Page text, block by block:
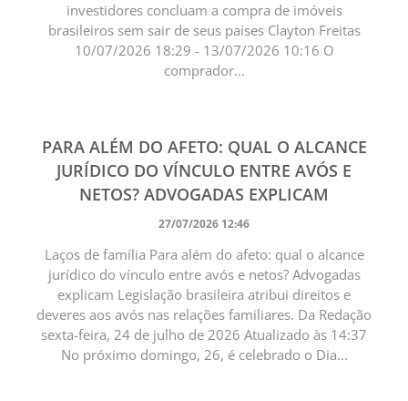
investidores concluam a compra de imóveis
brasileiros sem sair de seus países Clayton Freitas
10/07/2026 18:29 - 13/07/2026 10:16 O
comprador...
PARA ALÉM DO AFETO: QUAL O ALCANCE
JURÍDICO DO VÍNCULO ENTRE AVÓS E
NETOS? ADVOGADAS EXPLICAM
27/07/2026 12:46
Laços de família Para além do afeto: qual o alcance
jurídico do vínculo entre avós e netos? Advogadas
explicam Legislação brasileira atribui direitos e
deveres aos avós nas relações familiares. Da Redação
sexta-feira, 24 de julho de 2026 Atualizado às 14:37
No próximo domingo, 26, é celebrado o Dia...